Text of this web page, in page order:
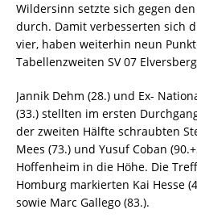
Wildersinn setzte sich gegen den
durch. Damit verbesserten sich
vier, haben weiterhin neun
Tabellenzweiten SV 07
Jannik Dehm (28.) und Ex-
(33.) stellten im ersten
der zweiten Hälfte schraubten
Mees (73.) und Yusuf Coban
Hoffenheim in die Höhe. Die
Homburg markierten Kai Hesse
sowie Marc Gallego (83.).